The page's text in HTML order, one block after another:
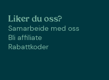
Liker du oss?
Samarbeide med oss
Bli affiliate
Rabattkoder